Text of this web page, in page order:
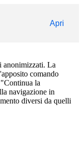
Apri
anonimizzati. La
comando
la
navigazione in
diversi da quelli